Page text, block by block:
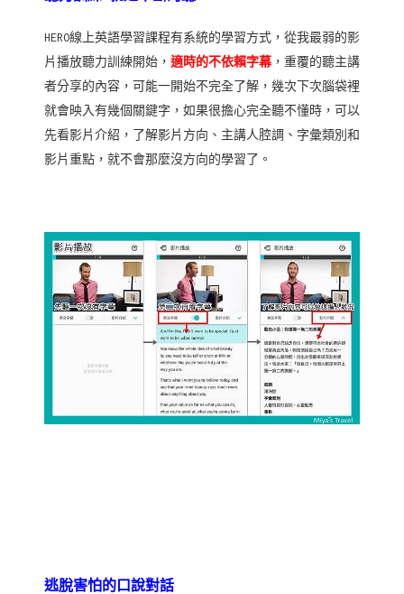
HERO線上英語學習課程有系統的學習方式，從我最弱的影
片播放聽力訓練開始， 適時的不依賴字幕，重覆的聽主講
者分享的內容，可能一開始不完全了解，幾次下次腦袋裡
就會映入有幾個關鍵字，如果很擔心完全聽不懂時，可以
先看影片介紹，了解影片方向、主講人腔調、字彙類別和
影片重點，就不會那麼沒方向的學習了。
逃脫害怕的口說對話